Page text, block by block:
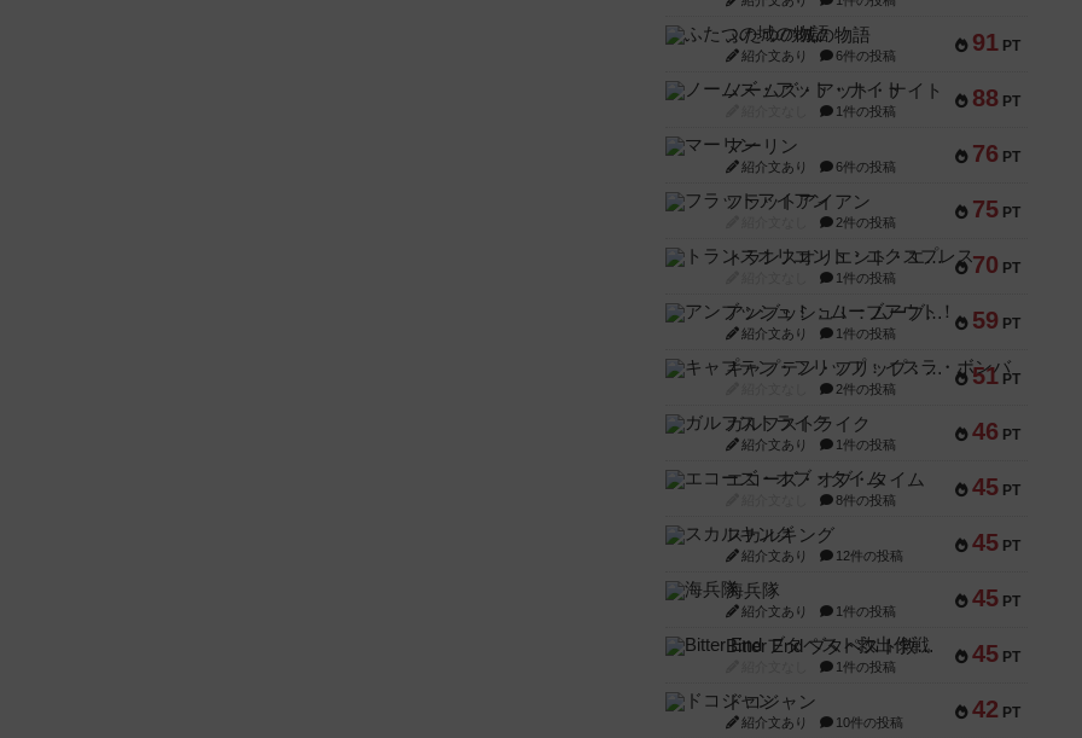
91 PT
ふたつの城の物語
紹介文あり 6件の投稿
88 PT
ノームズ・アット・ナイト
1件の投稿
76 PT
マーリン
紹介文あり 6件の投稿
75 PT
フラットアイアン
2件の投稿
70 PT
トランスオリエント・エクスプレス
1件の投稿
59 PT
アンブッシュ！：ムーブアウト！
紹介文あり 1件の投稿
51 PT
キャプテン・フリップ：イスラ・ボンバ
2件の投稿
46 PT
ガルフストライク
紹介文あり 1件の投稿
45 PT
エコーズ・オブ・タイム
8件の投稿
45 PT
スカルキング
紹介文あり 12件の投稿
45 PT
海兵隊
紹介文あり 1件の投稿
45 PT
Bitter End ブタペスト救出作戦
1件の投稿
42 PT
ドコジャン
紹介文あり 10件の投稿